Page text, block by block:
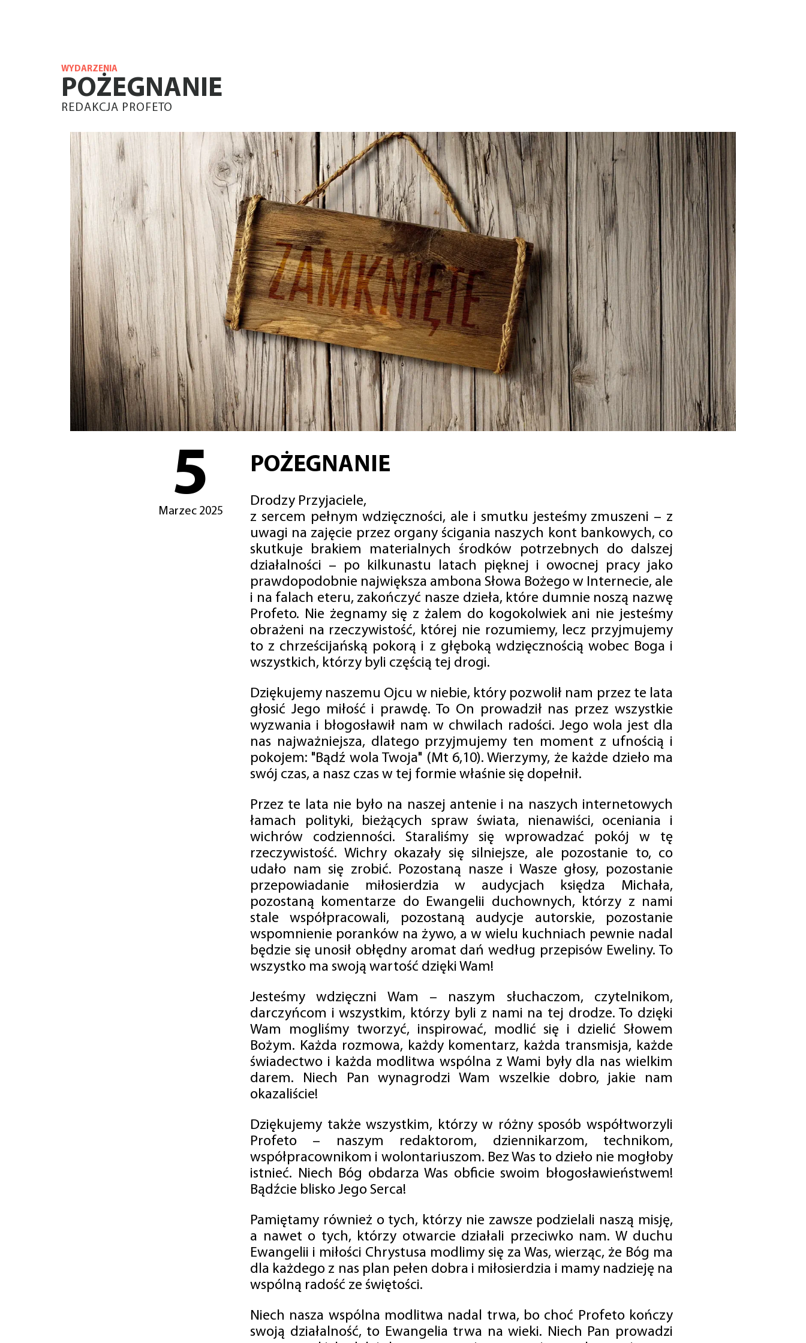
WYDARZENIA
POŻEGNANIE
REDAKCJA PROFETO
5
Marzec 2025
POŻEGNANIE
Drodzy Przyjaciele,
z sercem pełnym wdzięczności, ale i smutku jesteśmy zmuszeni – z
uwagi na zajęcie przez organy ścigania naszych kont bankowych, co
skutkuje brakiem materialnych środków potrzebnych do dalszej
działalności – po kilkunastu latach pięknej i owocnej pracy jako
prawdopodobnie największa ambona Słowa Bożego w Internecie, ale
i na falach eteru, zakończyć nasze dzieła, które dumnie noszą nazwę
Profeto. Nie żegnamy się z żalem do kogokolwiek ani nie jesteśmy
obrażeni na rzeczywistość, której nie rozumiemy, lecz przyjmujemy
to z chrześcijańską pokorą i z głęboką wdzięcznością wobec Boga i
wszystkich, którzy byli częścią tej drogi.
Dziękujemy naszemu Ojcu w niebie, który pozwolił nam przez te lata
głosić Jego miłość i prawdę. To On prowadził nas przez wszystkie
wyzwania i błogosławił nam w chwilach radości. Jego wola jest dla
nas najważniejsza, dlatego przyjmujemy ten moment z ufnością i
pokojem: "Bądź wola Twoja" (Mt 6,10). Wierzymy, że każde dzieło ma
swój czas, a nasz czas w tej formie właśnie się dopełnił.
Przez te lata nie było na naszej antenie i na naszych internetowych
łamach polityki, bieżących spraw świata, nienawiści, oceniania i
wichrów codzienności. Staraliśmy się wprowadzać pokój w tę
rzeczywistość. Wichry okazały się silniejsze, ale pozostanie to, co
udało nam się zrobić. Pozostaną nasze i Wasze głosy, pozostanie
przepowiadanie miłosierdzia w audycjach księdza Michała,
pozostaną komentarze do Ewangelii duchownych, którzy z nami
stale współpracowali, pozostaną audycje autorskie, pozostanie
wspomnienie poranków na żywo, a w wielu kuchniach pewnie nadal
będzie się unosił obłędny aromat dań według przepisów Eweliny. To
wszystko ma swoją wartość dzięki Wam!
Jesteśmy wdzięczni Wam – naszym słuchaczom, czytelnikom,
darczyńcom i wszystkim, którzy byli z nami na tej drodze. To dzięki
Wam mogliśmy tworzyć, inspirować, modlić się i dzielić Słowem
Bożym. Każda rozmowa, każdy komentarz, każda transmisja, każde
świadectwo i każda modlitwa wspólna z Wami były dla nas wielkim
darem. Niech Pan wynagrodzi Wam wszelkie dobro, jakie nam
okazaliście!
Dziękujemy także wszystkim, którzy w różny sposób współtworzyli
Profeto – naszym redaktorom, dziennikarzom, technikom,
współpracownikom i wolontariuszom. Bez Was to dzieło nie mogłoby
istnieć. Niech Bóg obdarza Was obficie swoim błogosławieństwem!
Bądźcie blisko Jego Serca!
Pamiętamy również o tych, którzy nie zawsze podzielali naszą misję,
a nawet o tych, którzy otwarcie działali przeciwko nam. W duchu
Ewangelii i miłości Chrystusa modlimy się za Was, wierząc, że Bóg ma
dla każdego z nas plan pełen dobra i miłosierdzia i mamy nadzieję na
wspólną radość ze świętości.
Niech nasza wspólna modlitwa nadal trwa, bo choć Profeto kończy
swoją działalność, to Ewangelia trwa na wieki. Niech Pan prowadzi